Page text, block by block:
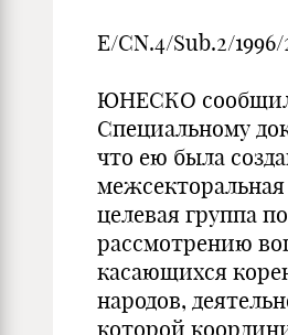
E/CN.4/Sub.2/
ЮНЕСКО
Специальному
что ею была
межсекторальная
целевая группа по
рассмотрению
касающихся
народов,
которой